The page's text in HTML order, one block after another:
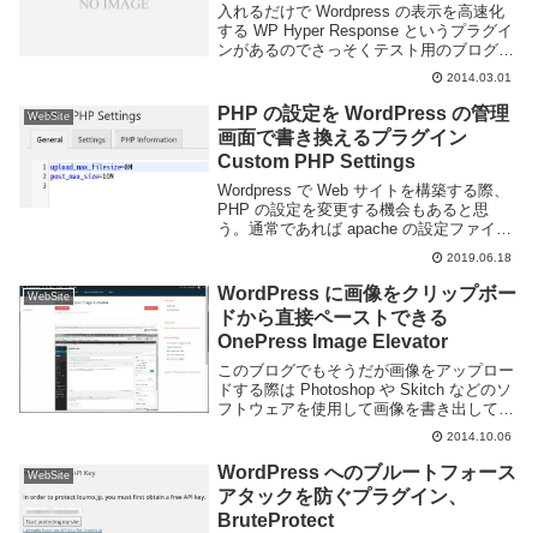
入れるだけで Wordpress の表示を高速化
する WP Hyper Response というプラグイ
ンがあるのでさっそくテスト用のブログに
入れてみた。フロント側と管理画面、両方
に効果があるようだ。インストール管理画
面のプラグイン -> ...
2014.03.01
WebSite
PHP の設定を WordPress の管理
画面で書き換えるプラグイン
Custom PHP Settings
Wordpress で Web サイトを構築する際、
PHP の設定を変更する機会もあると思
う。通常であれば apache の設定ファイル
や php.ini, .htaccess ファイルを編集して
設定を変更することができる。しかし、設
定を変...
2019.06.18
WebSite
WordPress に画像をクリップボー
ドから直接ペーストできる
OnePress Image Elevator
このブログでもそうだが画像をアップロー
ドする際は Photoshop や Skitch などのソ
フトウェアを使用して画像を書き出して使
用する場合が多い。この作業は慣れればそ
れなりにスムーズに進むけど面倒臭い事に
変わりは無い。などと思っていた...
2014.10.06
WebSite
WordPress へのブルートフォース
アタックを防ぐプラグイン、
BruteProtect